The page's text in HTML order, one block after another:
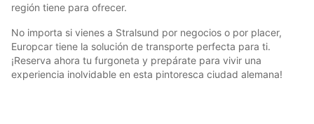
región tiene para ofrecer.
No importa si vienes a Stralsund por negocios o por placer,
Europcar tiene la solución de transporte perfecta para ti.
¡Reserva ahora tu furgoneta y prepárate para vivir una
experiencia inolvidable en esta pintoresca ciudad alemana!